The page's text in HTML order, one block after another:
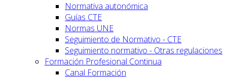
Normativa autonómica
Guías CTE
Normas UNE
Seguimiento de Normativo - CTE
Seguimiento normativo - Otras regulaciones
Formación Profesional Continua
Canal Formación